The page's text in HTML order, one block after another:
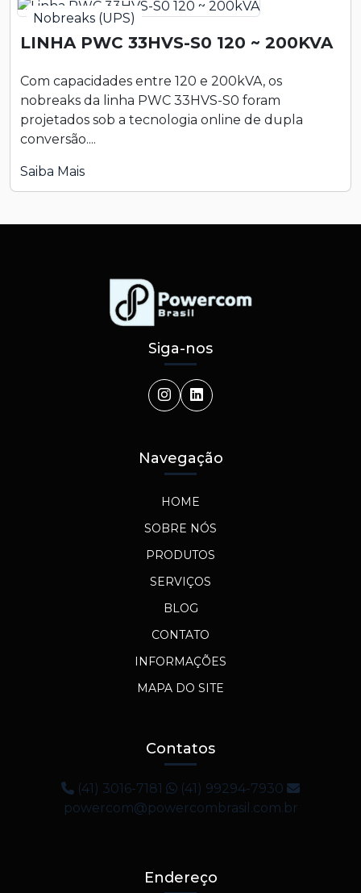
Nobreaks (UPS)
LINHA PWC 33HVS-S0 120 ~ 200KVA
Com capacidades entre 120 e 200kVA, os
nobreaks da linha PWC 33HVS-S0 foram
projetados sob a tecnologia online de dupla
conversão....
Saiba Mais
Siga-nos
Navegação
HOME
SOBRE NÓS
PRODUTOS
SERVIÇOS
BLOG
CONTATO
INFORMAÇÕES
MAPA DO SITE
Contatos
(41) 3016-7181
(41) 99294-7930
powercom@powercombrasil.com.br
Endereço